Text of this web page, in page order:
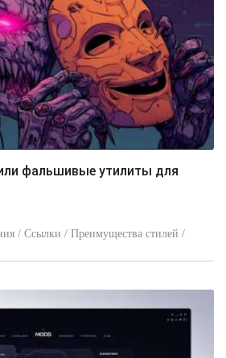
/ Ссылки / Преимущества стилей /